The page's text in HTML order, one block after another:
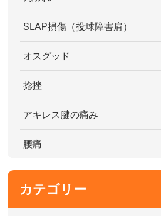
SLAP損傷（投球障害肩）
オスグッド
捻挫
アキレス腱の痛み
腰痛
カテゴリー